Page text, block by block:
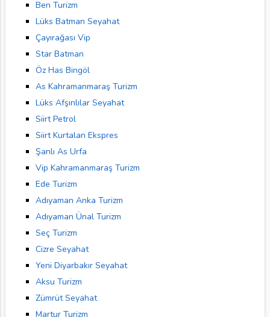
Ben Turizm
Lüks Batman Seyahat
Çayırağası Vip
Star Batman
Öz Has Bingöl
As Kahramanmaraş Turizm
Lüks Afşınlılar Seyahat
Siirt Petrol
Siirt Kurtalan Ekspres
Şanlı As Urfa
Vip Kahramanmaraş Turizm
Ede Turizm
Adıyaman Anka Turizm
Adıyaman Ünal Turizm
Seç Turizm
Cizre Seyahat
Yeni Diyarbakır Seyahat
Aksu Turizm
Zümrüt Seyahat
Martur Turizm